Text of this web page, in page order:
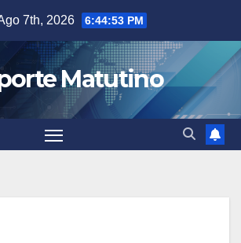
7th, 2026 6:44:54 PM
Matutino